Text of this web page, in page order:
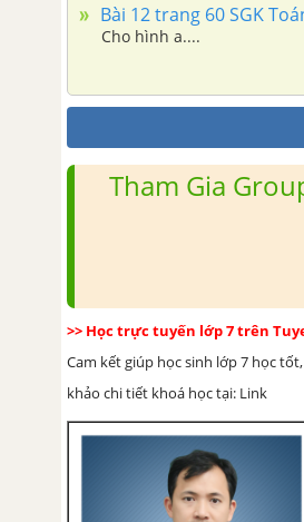
Bài 12 trang 60 SGK
Cho hình a....
Tham Gia
>> Học trực tuyến lớp 7 trên
Cam kết giúp học sinh lớp 7 học
khảo chi tiết khoá học tại: Link